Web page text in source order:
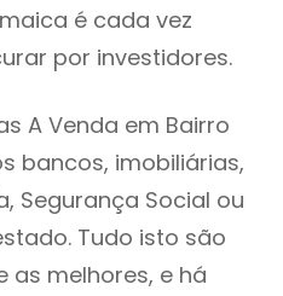
é cada vez
por investidores.
A Venda em Bairro
bancos, imobiliárias,
Segurança Social ou
Tudo isto são
as melhores, e há